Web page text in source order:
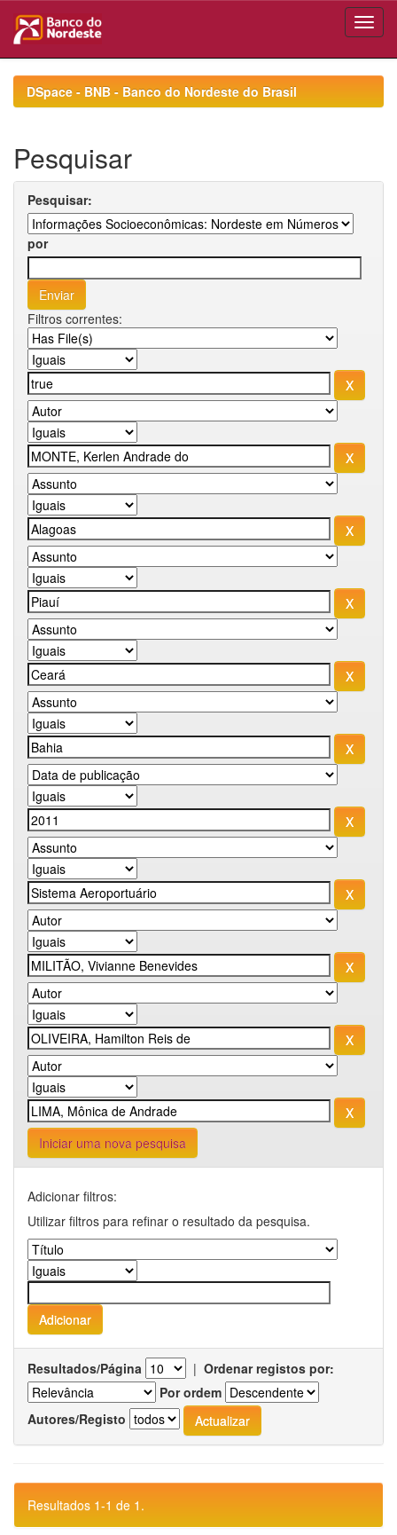
navigationDSpace - BNB - Banco do Nordeste do Brasil
Pesquisar
Pesquisar:
por
Filtros correntes:
Iniciar uma nova pesquisa
Adicionar filtros:
Utilizar filtros para refinar o resultado da pesquisa.
Resultados/Página | Ordenar registos por:
Por ordem
Autores/Registo
Resultados 1-1 de 1.